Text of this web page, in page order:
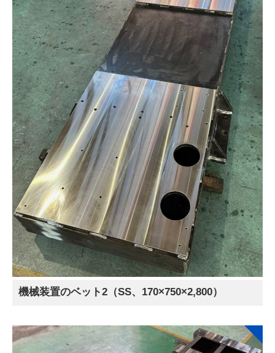
機械装置のベット2（SS、170×750×2,800）